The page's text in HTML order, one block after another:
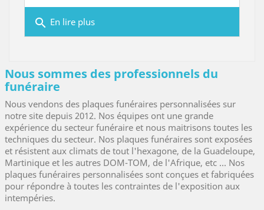
search En lire plus
Nous sommes des professionnels du
funéraire
Nous vendons des plaques funéraires personnalisées sur
notre site depuis 2012. Nos équipes ont une grande
expérience du secteur funéraire et nous maitrisons toutes les
techniques du secteur. Nos plaques funéraires sont exposées
et résistent aux climats de tout l'hexagone, de la Guadeloupe,
Martinique et les autres DOM-TOM, de l'Afrique, etc ... Nos
plaques funéraires personnalisées sont conçues et fabriquées
pour répondre à toutes les contraintes de l'exposition aux
intempéries.